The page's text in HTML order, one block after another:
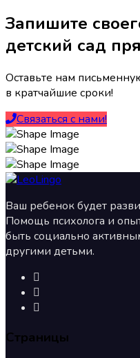
Запишите
детский сад
Оставьте нам
в кратчайшие сроки!
Связаться с нами!
Ваш ребенок будет
Помощь психолога и
быть социально
другими детьми.
Страницы